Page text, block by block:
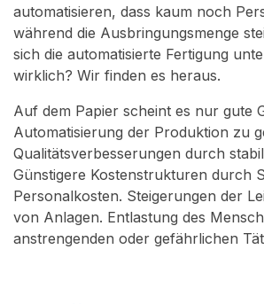
automatisieren, dass kaum noch
während die Ausbringungsmenge
sich die automatisierte Fertigung
wirklich? Wir finden es heraus.
Auf dem Papier scheint es nur gute
Automatisierung der Produktion zu
Qualitätsverbesserungen durch
Günstigere Kostenstrukturen durch
Personalkosten. Steigerungen der
von Anlagen. Entlastung des
anstrengenden oder gefährlichen